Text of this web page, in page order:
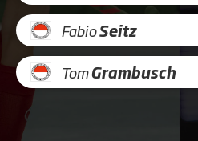
FabioSeitz
TomGrambusch